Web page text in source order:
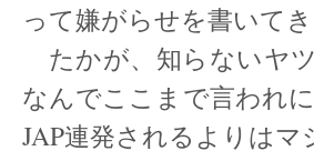
って嫌がらせを書いて
たかが、知らないヤ
なんでここまで言われ
JAP連発されるよりはマ